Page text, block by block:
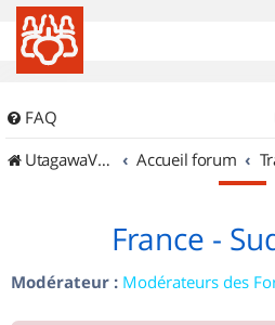
FAQ
UtagawaVTT (Randos VTT et VTTAE avec traces GPS)
Accueil forum
France -
Modérateur : Modérateurs des